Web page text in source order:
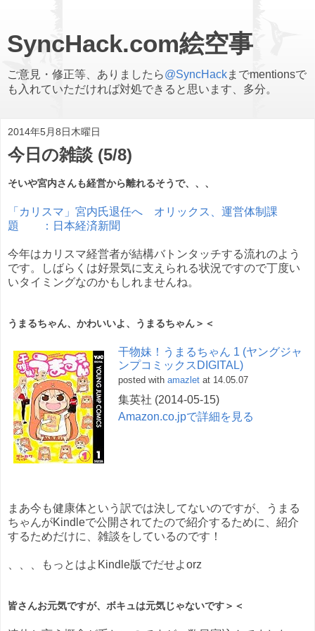
SyncHack.com絵空事
ご意見・修正等、ありましたら@SyncHackまでmentionsで
も入れていただければ対処できると思います、多分。
2014年5月8日木曜日
今日の雑談 (5/8)
そいや宮内さんも経営から離れるそうで、、、
「カリスマ」宮内氏退任へ オリックス、運営体制課
題 ：日本経済新聞
今年はカリスマ経営者が結構バトンタッチする流れのよう
です。しばらくは好景気に支えられる状況ですので丁度い
いタイミングなのかもしれませんね。
うまるちゃん、かわいいよ、うまるちゃん＞＜
干物妹！うまるちゃん 1 (ヤングジャ
ンプコミックスDIGITAL)
posted with amazlet at 14.05.07
集英社 (2014-05-15)
Amazon.co.jpで詳細を見る
まあ今も健康体という訳では決してないのですが、うまる
ちゃんがKindleで公開されてたので紹介するために、紹介
するためだけに、雑談をしているのです！
、、、もっとはよKindle版でだせよorz
皆さんお元気ですが、ボキュは元気じゃないです＞＜